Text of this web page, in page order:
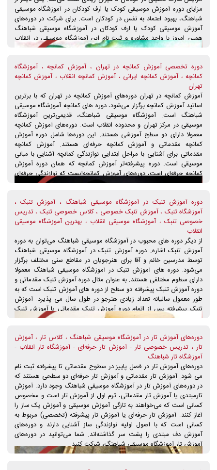
تماس آموزشگاه موسیقی شباهنگ، تماس حاصل فرمایید.
مزایای دوره آموزش موسیقی کودک یا ارف کودکان در آموزشگاه موسیقی
شباهنگ، بهبود اعتماد به نفس در کودکان است. برای شرکت در دوره‌های
آموزش موسیقی کودک یا ارف کودکان در آموزشگاه موسیقی شباهنگ
همین امروز با واحد مشاوره و ثبت نام این آموزشگاه موسیقی در انقلاب
تهران تماس بگیرید.
دوره تخصصی آموزش کمانچه در تهران ، آموزش کمانچه ، آموزشگاه
کمانچه ، آموزش کمانچه ایرانی ، آموزش کمانچه انقلاب ، آموزش کمانچه
تهران
آموزش کمانچه در تهران دوره‌های آموزش کمانچه در تهران که با برترین
اساتید آموزش کمانچه برگزار می‌شود، دوره های کمانچه آموزشگاه موسیقی
شباهنگ است. آموزشگاه موسیقی شباهنگ، قدیمی‌ترین آموزشگاه
موسیقی در مرکز تهران و محدوده انقلاب است. دوره‌های آموزش کمانچه
معمولا دارای دو سطح آموزشی هستند. این دوره‌ها شامل دوره آموزش
کمانچه مقدماتی و آموزش کمانچه حرفه‌ای هستند. آموزش کمانچه
مقدماتی برای آشنایی با مراحل ابتدایی نوازندگی کمانچه آشنایی با مبانی
موسیقی است. دوره پیشرفته‌تر آموزش کمانچه که همان دوره آموزش
کمانچه حرفه‌ای است، دوره‌های آموزش کمانچه‌ایست که نوازندگی حرفه‌ای
را به شما می‌آموزد. در این دوره شما تا میزان زیادی بر نوازندگی این ساز
دربیایید. برای دریافت اطلاعات تکمیلی در زمینه آموزش کمانچه در
آموزشگاه موسیقی شباهنگ، با تلفن های تماس آموزشگاه موسیقی
شباهنگ، در ارتباط باشید.
دوره آموزش تنبک در آموزشگاه موسیقی شباهنگ ، آموزش تنبک ،
آموزشگاه تنبک ، آموزش تنبک خصوصی ، کلاس خصوصی تنبک ، تدریس
خصوصی تنبک ، آموزشگاه موسیقی انقلاب ، بهترین آموزشگاه موسیقی
انقلاب
از دیگر دوره های محبوب در آموزشگاه موسیقی شباهنگ می‌توان به دوره
آموزش تنبک اشاره. دوره آموزش تنبک در آموزشگاه موسیقی شباهنگ
توسط مدرسین خانم و آقا برای هنرجویان در مقاطع سنی مختلف برگزار
می‌شود. دوره های آموزش تنبک در آموزشگاه موسیقی شباهنگ معمولا
دارای سطوم مختلفی هستند. به عنوان مثال دوره آموزش تنبک مقدماتی و
دوره آموزش تنبک پیشرفته دو سطح از دوره های آموزش تنبک است که به
طور معمول سالیانه تعداد زیادی هنرجو در طول سال می پذیرد. آموزش
تنبک پیشرفته پس از اتمام دوره آموزش تنبک مقدماتی یا آموزش تنبک
مبتدی برای هنرجویان قابل ثبت نام است. شما می توانید از طریق ارتباط
ما برخوردار شوید. همین حالا با ما تماس بگیرید.
دوره‌های آموزش تار در آموزشگاه موسیقی شباهنگ ، کلاس تار ، آموزش
تار ، تدریس خصوصی تار - آموزش تار حرفه‌ای - آموزشگاه تار انقلاب -
آموزشگاه تار شباهنگ
دوره‌های آموزش تار در فصل پاییز در سطوح مقدماتی تا پیشرفته ثبت نام
می شود. آموزش تار مقدماتی و آموزش تار حرفه‌ای دو سطحی هستند که
در دوره‌های آموزش تار در آموزشگاه موسیقی شباهنگ وجود دارد. آموزش
تارمبتدی یا آموزش تار مقدماتی، ترم اول از آموزش تار است و مخصوص
کسانی است که می‌خواهند به تازگی آموزش موسیقی و آموزش یک ساز را
آغاز کنند. آموزش تار حرفه‌ای یا آموزش تار پیشرفته (تخصصی) مربوط به
کسانی است که با اصول اولیه نوازندگی ساز آشنایی دارند و دوره‌های
آموزش دف مبتدی را پشت سر گذاشته‌اند. شما می‌توانید در دوره‌های
آموزش تار آموزشگاه موسیقی شباهنگ، شرکت کنید.